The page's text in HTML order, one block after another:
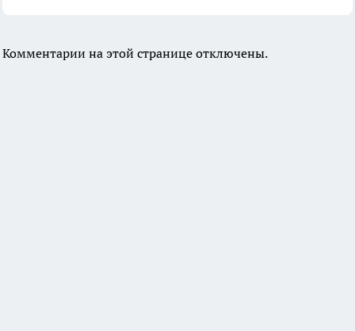
Комментарии на этой странице отключены.